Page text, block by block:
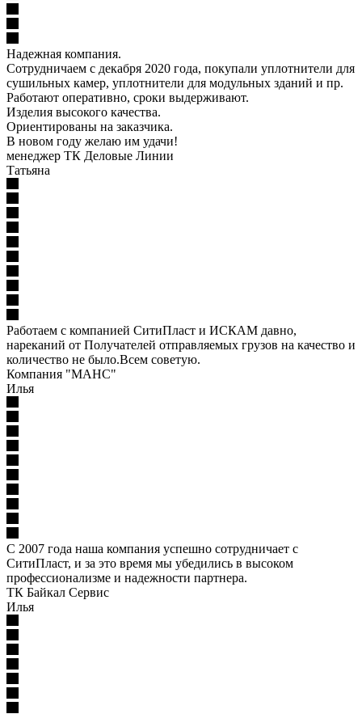
Надежная компания.
Сотрудничаем с декабря 2020 года, покупали уплотнители для
сушильных камер, уплотнители для модульных зданий и пр.
Работают оперативно, сроки выдерживают.
Изделия высокого качества.
Ориентированы на заказчика.
В новом году желаю им удачи!
менеджер ТК Деловые Линии
Татьяна
Работаем с компанией СитиПласт и ИСКАМ давно,
нареканий от Получателей отправляемых грузов на качество и
количество не было.Всем советую.
Компания "МАНС"
Илья
С 2007 года наша компания успешно сотрудничает с
СитиПласт, и за это время мы убедились в высоком
профессионализме и надежности партнера.
ТК Байкал Сервис
Илья